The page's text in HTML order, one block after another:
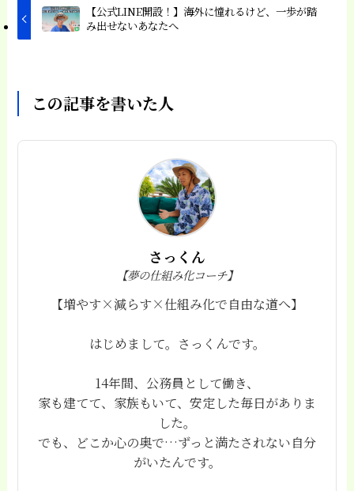
【公式LINE開設！】海外に憧れるけど、一歩が踏
み出せないあなたへ
この記事を書いた人
さっくん
【夢の仕組み化コーチ】
【増やす×減らす×仕組み化で自由な道へ】
はじめまして。さっくんです。
14年間、公務員として働き、
家も建てて、家族もいて、安定した毎日がありま
した。
でも、どこか心の奥で…ずっと満たされない自分
がいたんです。